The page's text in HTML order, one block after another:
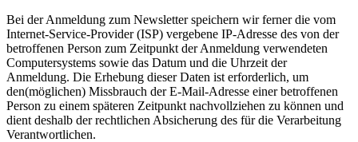
Bei der Anmeldung zum Newsletter speichern wir ferner die vom
Internet-Service-Provider (ISP) vergebene IP-Adresse des von der
betroffenen Person zum Zeitpunkt der Anmeldung verwendeten
Computersystems sowie das Datum und die Uhrzeit der
Anmeldung. Die Erhebung dieser Daten ist erforderlich, um
den(möglichen) Missbrauch der E-Mail-Adresse einer betroffenen
Person zu einem späteren Zeitpunkt nachvollziehen zu können und
dient deshalb der rechtlichen Absicherung des für die Verarbeitung
Verantwortlichen.